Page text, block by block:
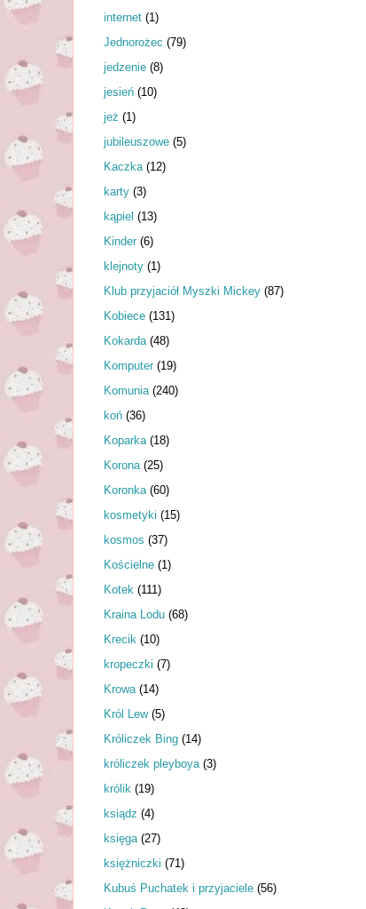
internet (1)
Jednorożec (79)
jedzenie (8)
jesień (10)
jeż (1)
jubileuszowe (5)
Kaczka (12)
karty (3)
kąpiel (13)
Kinder (6)
klejnoty (1)
Klub przyjaciół Myszki Mickey (87)
Kobiece (131)
Kokarda (48)
Komputer (19)
Komunia (240)
koń (36)
Koparka (18)
Korona (25)
Koronka (60)
kosmetyki (15)
kosmos (37)
Kościelne (1)
Kotek (111)
Kraina Lodu (68)
Krecik (10)
kropeczki (7)
Krowa (14)
Król Lew (5)
Króliczek Bing (14)
króliczek pleyboya (3)
królik (19)
ksiądz (4)
księga (27)
księżniczki (71)
Kubuś Puchatek i przyjaciele (56)